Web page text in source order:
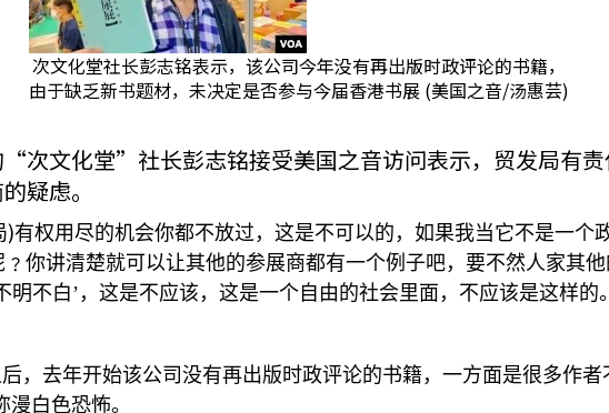
次文化堂社长彭志铭表示，该公司今年没有再出版时政评论的书籍，
由于缺乏新书题材，未决定是否参与今届香港书展 (美国之音/汤惠芸)
次文化堂”社长彭志铭接受美国之音访问表示，贸发局有
疑虑。
)有权用尽的机会你都不放过，这是不可以的，如果我当它不是一个
﹖你讲清楚就可以让其他的参展商都有一个例子吧，要不然人家其他
明不白’，这是不应该，这是一个自由的社会里面，不应该是这样的
，去年开始该公司没有再出版时政评论的书籍，一方面是很多作者
白色恐怖。